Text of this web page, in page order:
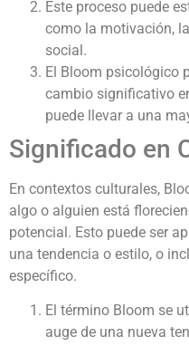
Este proceso puede
como la motivación,
social.
El Bloom psicológico
cambio significativo
puede llevar a una
Significado en
En contextos culturales,
algo o alguien está
potencial. Esto puede ser
una tendencia o estilo, o
específico.
El término Bloom se
auge de una nueva